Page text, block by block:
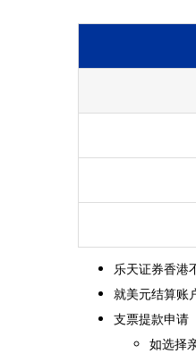
乐天证券香港
就美元结算账
支票提款申请
如选择